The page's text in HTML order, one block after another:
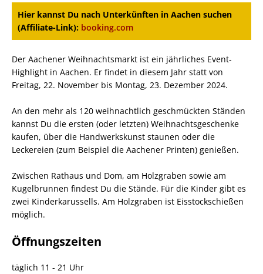
Hier kannst Du nach Unterkünften in Aachen suchen
(Affiliate-Link): booking.com
Der Aachener Weihnachtsmarkt ist ein jährliches Event-
Highlight in Aachen. Er findet in diesem Jahr statt von
Freitag, 22. November bis Montag, 23. Dezember 2024.
An den mehr als 120 weihnachtlich geschmückten Ständen
kannst Du die ersten (oder letzten) Weihnachtsgeschenke
kaufen, über die Handwerkskunst staunen oder die
Leckereien (zum Beispiel die Aachener Printen) genießen.
Zwischen Rathaus und Dom, am Holzgraben sowie am
Kugelbrunnen findest Du die Stände. Für die Kinder gibt es
zwei Kinderkarussells. Am Holzgraben ist Eisstockschießen
möglich.
Öffnungszeiten
täglich 11 - 21 Uhr